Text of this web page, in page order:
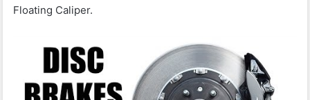
Floating Caliper.